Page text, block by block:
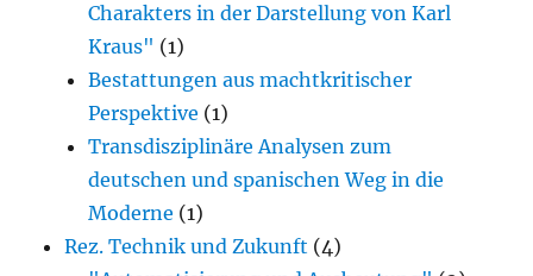
Charakters in der Darstellung von Karl
Kraus" (1)
Bestattungen aus machtkritischer
Perspektive (1)
Transdisziplinäre Analysen zum
deutschen und spanischen Weg in die
Moderne (1)
Rez. Technik und Zukunft (4)